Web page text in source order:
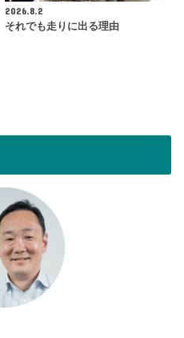
2026.8.2
それでも走りに出る理由